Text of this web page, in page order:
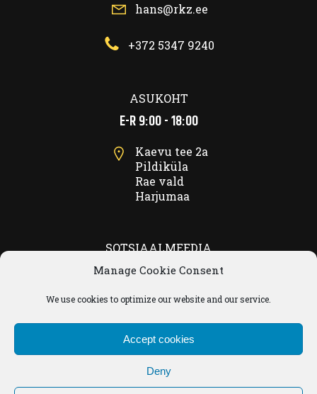
Manage Cookie Consent
We use cookies to optimize our website and our service.
Accept cookies
Deny
hans@rkz.ee
+372 5347 9240
ASUKOHT
E-R 9:00 - 18:00
Kaevu tee 2a
Pildiküla
Rae vald
Harjumaa
SOTSIAALMEEDIA
Rookiez Garage